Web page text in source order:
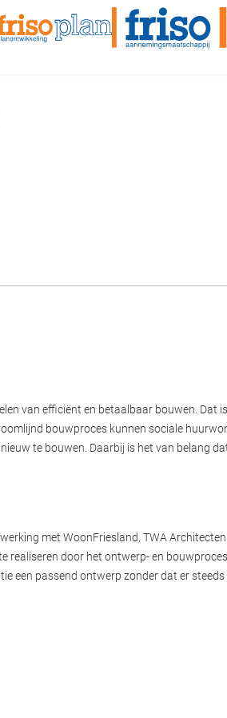
van efficiënt en betaalbaar bouwen. Dat
bouwproces kunnen sociale
te bouwen. Daarbij is het van belang
met WoonFriesland, TWA
door het ontwerp- en
een passend ontwerp zonder dat er steeds